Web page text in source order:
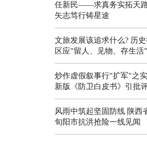
任新民——求真务实拓天路
矢志笃行铸星途
文旅发展该追求什么? 历
区应"留人、见物、存生活"
炒作虚假叙事行"扩军"之实
新版《防卫白皮书》引批
风雨中筑起坚固防线 陕西
旬阳市抗洪抢险一线见闻